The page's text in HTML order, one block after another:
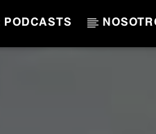
PODCASTS